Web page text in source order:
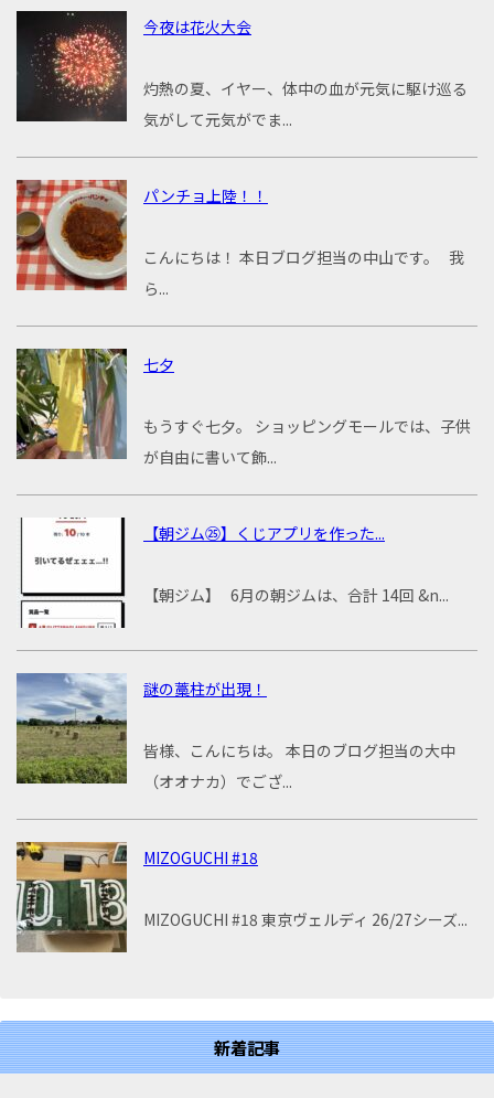
今夜は花火大会
灼熱の夏、イヤー、体中の血が元気に駆け巡る
気がして元気がでま...
パンチョ上陸！！
こんにちは！ 本日ブログ担当の中山です。 我
ら...
七夕
もうすぐ七夕。 ショッピングモールでは、子供
が自由に書いて飾...
【朝ジム㉕】くじアプリを作った...
【朝ジム】 6月の朝ジムは、合計 14回 &n...
謎の藁柱が出現！
皆様、こんにちは。 本日のブログ担当の大中
（オオナカ）でござ...
MIZOGUCHI #18
MIZOGUCHI #18 東京ヴェルディ 26/27シーズ...
新着記事